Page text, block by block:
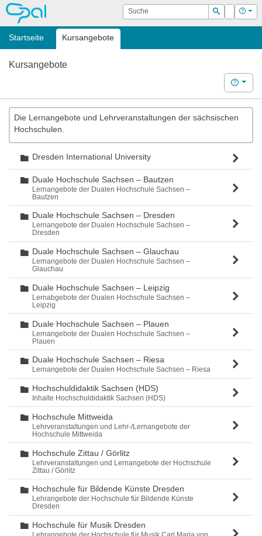
OPAL Suche
Suchen
Login Hilfe
Startseite Kursangebote
Kursangebote
Hilfe
Die Lernangebote und Lehrveranstaltungen der sächsischen
Hochschulen.
Ordner
Dresden International University
Ordner
Duale Hochschule Sachsen – Bautzen
Lernangebote der Dualen Hochschule Sachsen –
Bautzen
Ordner
Duale Hochschule Sachsen – Dresden
Lernangebote der Dualen Hochschule Sachsen –
Dresden
Ordner
Duale Hochschule Sachsen – Glauchau
Lernangebote der Dualen Hochschule Sachsen –
Glauchau
Ordner
Duale Hochschule Sachsen – Leipzig
Lernabgebote der Dualen Hochschule Sachsen –
Leipzig
Ordner
Duale Hochschule Sachsen – Plauen
Lernangebote der Dualen Hochschule Sachsen –
Plauen
Ordner
Duale Hochschule Sachsen – Riesa
Lernangebote der Dualen Hochschule Sachsen – Riesa
Ordner
Hochschuldidaktik Sachsen (HDS)
Inhalte Hochschuldidaktik Sachsen (HDS)
Ordner
Hochschule Mittweida
Lehrveranstaltungen und Lehr-/Lernangebote der
Hochschule Mittweida
Ordner
Hochschule Zittau / Görlitz
Lehrveranstaltungen und Lernangebote der Hochschule
Zittau / Görlitz
Ordner
Hochschule für Bildende Künste Dresden
Lehrangebote der Hochschule für Bildende Künste
Dresden
Ordner
Hochschule für Musik Dresden